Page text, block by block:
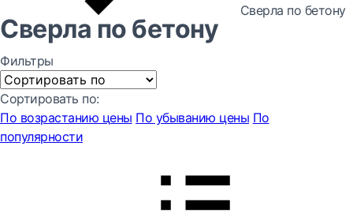
Сверла по бетону
Сверла по бетону
Фильтры
Сортировать по:
По возрастанию цены По убыванию цены По
популярности